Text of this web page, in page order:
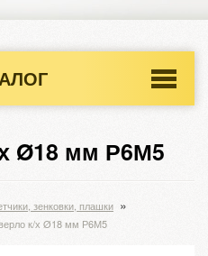
Ø18 мм Р6М5
зенковки, плашки »
к/х Ø18 мм Р6М5